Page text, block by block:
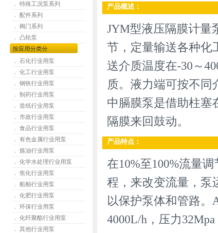
． 特殊工况泵系列
． 配件系列
． 阀门系列
． 凸轮泵
按应用分类分
． 石化行业用泵
． 化工行业用泵
． 钢铁行业用泵
． 制药行业用泵
． 造纸行业用泵
． 市政行业用泵
． 食品行业用泵
． 有色金属行业用泵
． 炼油行业用泵
． 化学水处理行业用泵
． 焦化行业用泵
． 船舶行业用泵
． 化肥行业用泵
． 环保行业用泵
． 化纤聚酯行业用泵
． 其他行业用泵
产品概述：
JYM型液压隔膜计量
节，定量输送各种化
送介质温度在-30～
质。液力端可按不同
中膈膜泵是借助柱塞
隔膜来回鼓动。
产品特点：
在10%至100%流量
程，来改变流量，泵
以保护泵体和管路。
4000L/h，压力32Mpa